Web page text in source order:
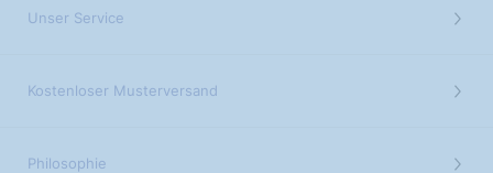
Unser Service
Kostenloser Musterversand
Philosophie